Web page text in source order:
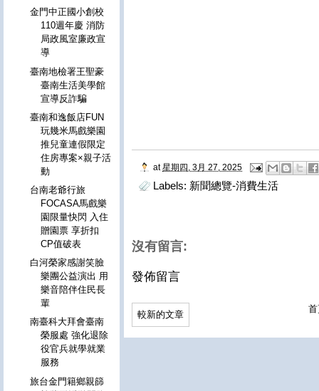
at 星期四, 3月 27, 2025
Labels: 新聞總覽-消費生活
沒有留言:
發佈留言
較新的文章
金門中正國小創校
110週年慶 消防
局政風室廉政宣
導
臺南地檢署王聖豪
臺南生活美學館
宣導反詐騙
臺南和逸飯店FUN
玩幾米馬戲樂園
推兒童連假限定
住房專案×親子活
動
台南老爺行旅
FOCASA馬戲樂
園限量快閃 入住
贈園票 享折扣
CP值破表
白河榮家感謝笑臉
樂團公益演出 用
樂音陪伴住民長
輩
南臺科大拜會臺南
榮服處 強化退除
役官兵就學就業
服務
旅台金門籍鄉親篩